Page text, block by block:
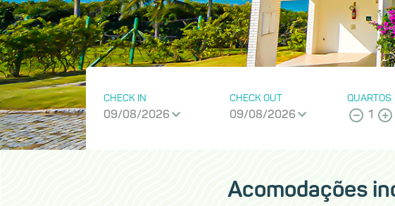
CHECK IN
09/08/2026
CHECK OUT
09/08/2026
QUARTOS
1
Acomodações